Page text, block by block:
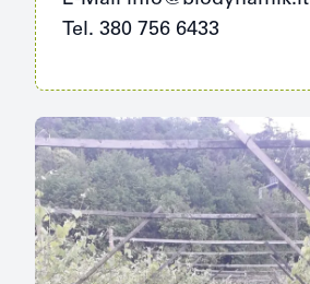
Tel. 380 756 6433